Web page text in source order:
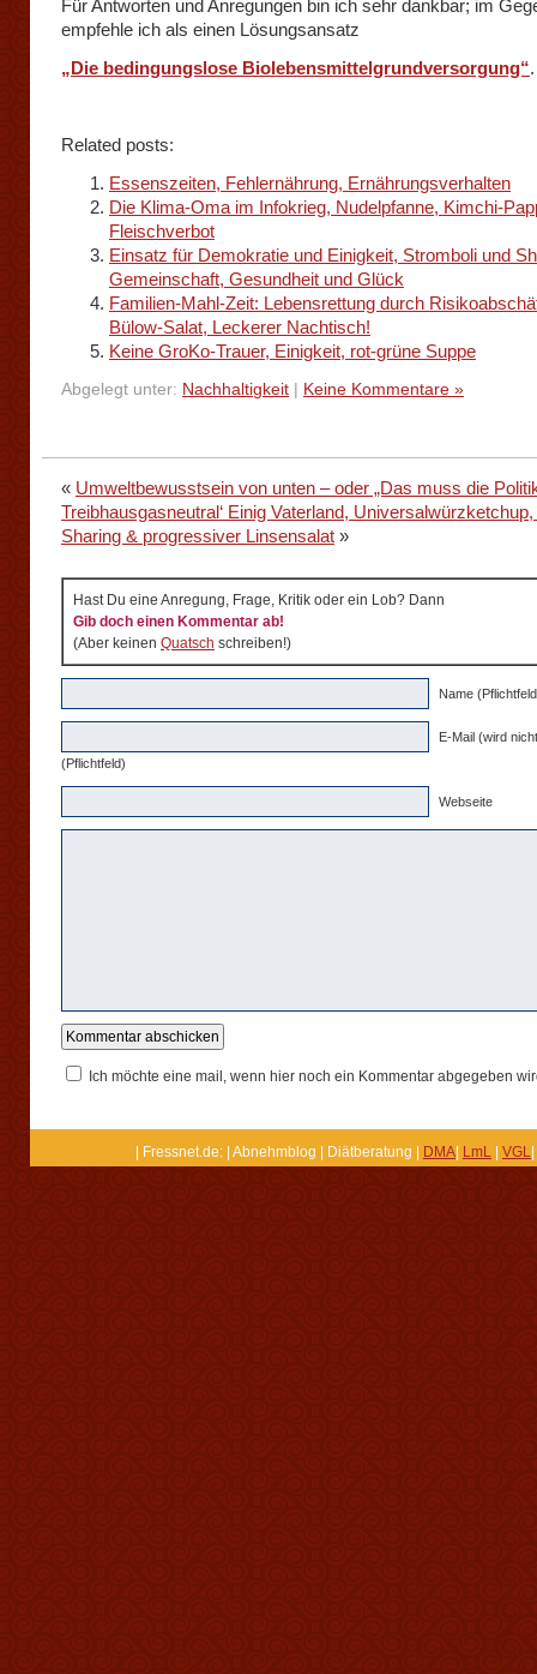
Für Antworten und Anregungen bin ich sehr dankbar; im
empfehle ich als einen Lösungsansatz
„Die bedingungslose Biolebensmittelgrundversorgung“.
Related posts:
Essenszeiten, Fehlernährung, Ernährungsverhalten
Die Klima-Oma im Infokrieg, Nudelpfanne, Kimchi-
Fleischverbot
Einsatz für Demokratie und Einigkeit, Stromboli und
Gemeinschaft, Gesundheit und Glück
Familien-Mahl-Zeit: Lebensrettung durch
Bülow-Salat, Leckerer Nachtisch!
Keine GroKo-Trauer, Einigkeit, rot-grüne Suppe
Abgelegt unter: Nachhaltigkeit Keine Kommentare »
« Umweltbewusstsein von unten – oder „Das muss die
Treibhausgasneutral‘ Einig Vaterland,
Sharing & progressiver Linsensalat »
Hast Du eine Anregung, Frage, Kritik oder ein Lob? Dann
Gib doch einen Kommentar ab!
(Aber keinen Quatsch schreiben!)
Name
E-Mail (wird
(Pflichtfeld)
Webseite
Ich möchte eine mail, wenn hier noch ein Kommentar abgegeben
| Fressnet.de: | Abnehmblog | Diätberatung | DMA LmL VGL